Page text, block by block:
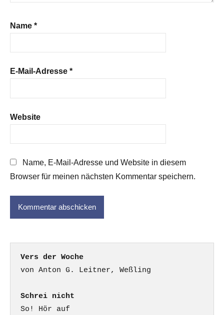
Name *
E-Mail-Adresse *
Website
Name, E-Mail-Adresse und Website in diesem
Browser für meinen nächsten Kommentar speichern.
Vers der Woche
Schrei nicht
So! Hör auf